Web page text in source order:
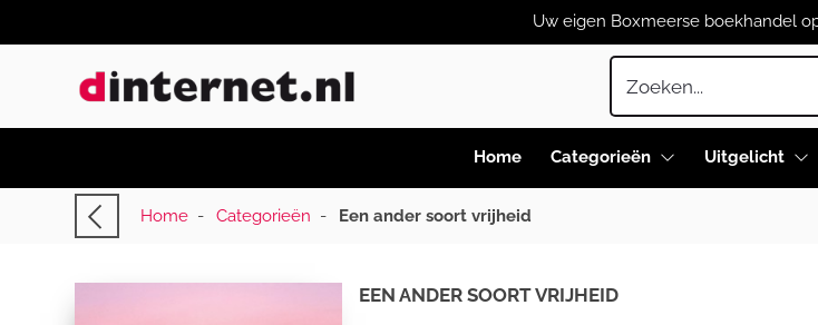
Uw eigen Boxmeerse boekhandel
Home Categorieën Uitgelicht
Home - Categorieën - Een ander soort vrijheid
EEN ANDER SOORT VRIJHEID